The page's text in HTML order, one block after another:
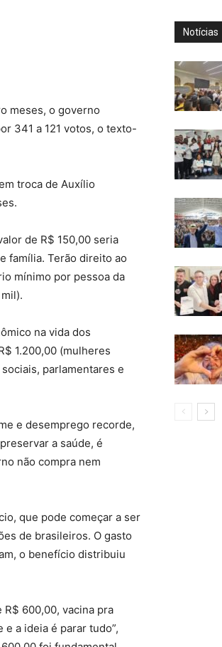
meses, o governo
341 a 121 votos, o texto-
troca de Auxílio
de R$ 150,00 seria
família. Terão direito ao
mínimo por pessoa da
na vida dos
1.200,00 (mulheres
parlamentares e
e desemprego recorde,
a saúde, é
não compra nem
que pode começar a ser
de brasileiros. O gasto
o benefício distribuiu
600,00, vacina pra
a ideia é parar tudo”,
Notícias